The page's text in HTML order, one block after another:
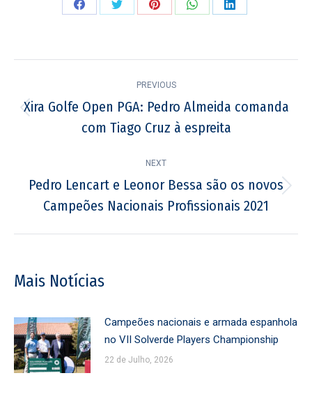
Share
Share
Share
Share
Share
navigation
PREVIOUS
Previous
post:
Xira Golfe Open PGA: Pedro Almeida comanda
com Tiago Cruz à espreita
NEXT
Next
post:
Pedro Lencart e Leonor Bessa são os novos
Campeões Nacionais Profissionais 2021
Mais Notícias
Campeões nacionais e armada espanhola
no VII Solverde Players Championship
22 de Julho, 2026